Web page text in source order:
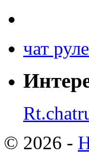
чат
© 2026 -